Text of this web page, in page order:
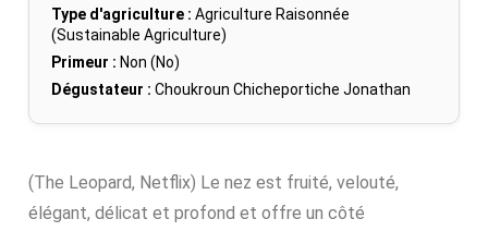
Type d'agriculture : Agriculture Raisonnée
(Sustainable Agriculture)
Primeur : Non (No)
Dégustateur : Choukroun Chicheportiche Jonathan
(The Leopard, Netflix) Le nez est fruité, velouté,
élégant, délicat et profond et offre un côté